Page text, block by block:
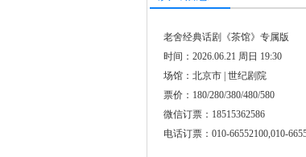
老舍经典话剧《茶馆》专属版
时间：2026.06.21 周日 19:30
场馆：北京市 | 世纪剧院
票价：180/280/380/480/580
微信订票：18515362586
电话订票：010-66552100,010-